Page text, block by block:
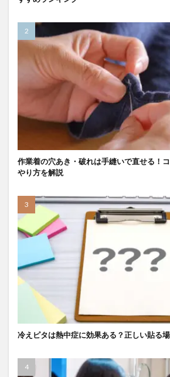
作業着の穴あき・破れは手縫いで直せる！
やり方を解説
冷えピタは熱中症に効果ある？正しい貼る